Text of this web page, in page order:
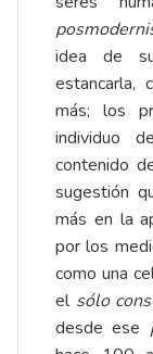
idea de
estancarla,
más; los
individuo
contenido
sugestión
más en la
por los
como una
el sólo
desde ese